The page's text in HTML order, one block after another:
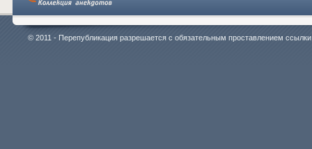
© 2011 - Перепубликация разрешается с обязательным проставлением